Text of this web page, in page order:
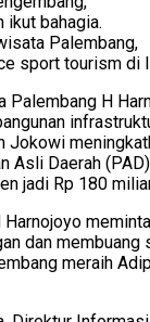
ikut bahagia.
Palembang,
sport tourism di
Palembang H
Jokowi
Asli Daerah
jadi Rp 180
dan membuang
meraih